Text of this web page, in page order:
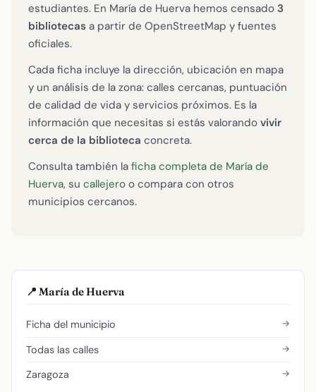
estudiantes. En María de Huerva hemos censado 3
bibliotecas a partir de OpenStreetMap y fuentes
oficiales.
Cada ficha incluye la dirección, ubicación en mapa
y un análisis de la zona: calles cercanas, puntuación
de calidad de vida y servicios próximos. Es la
información que necesitas si estás valorando vivir
cerca de la biblioteca concreta.
Consulta también la ficha completa de María de
Huerva, su callejero o compara con otros
municipios cercanos.
📍 María de Huerva
Ficha del municipio →
Todas las calles →
Zaragoza →